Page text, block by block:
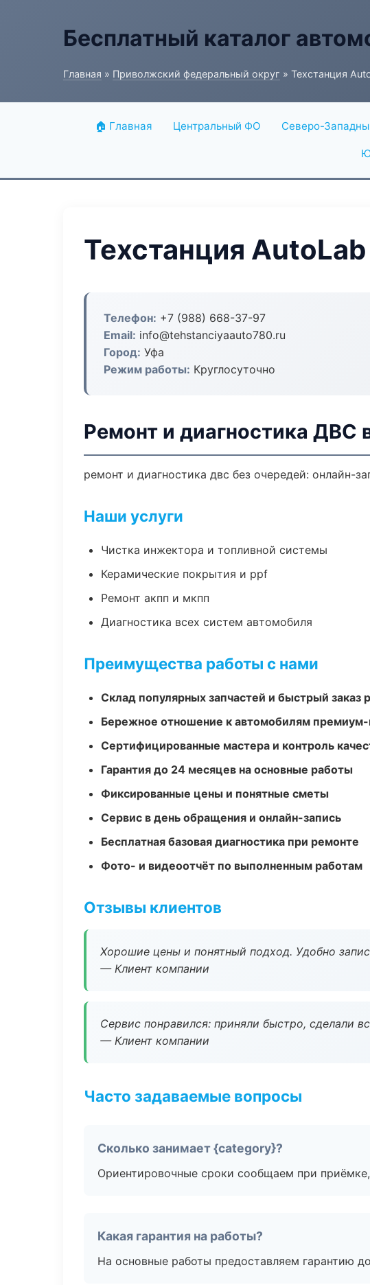
Бесплатный каталог
Главная » Приволжский федеральный округ » Техстанция
🏠 Главная Центральный ФО Северо-
Техстанция
Телефон: +7 (988) 668-37-97
Email: info@tehstanciyaauto780.ru
Город: Уфа
Режим работы: Круглосуточно
Ремонт и диагностика ДВС
ремонт и диагностика двс без очередей: онлайн-
Наши услуги
Чистка инжектора и топливной системы
Керамические покрытия и ppf
Ремонт акпп и мкпп
Диагностика всех систем автомобиля
Преимущества работы с нами
Склад популярных запчастей и быстрый заказ
Бережное отношение к автомобилям премиум-
Сертифицированные мастера и контроль
Гарантия до 24 месяцев на основные работы
Фиксированные цены и понятные сметы
Сервис в день обращения и онлайн-запись
Бесплатная базовая диагностика при ремонте
Фото- и видеоотчёт по выполненным работам
Отзывы клиентов
Хорошие цены и понятный подход. Удобно
— Клиент компании
Сервис понравился: приняли быстро, сделали
— Клиент компании
Часто задаваемые вопросы
Сколько занимает {category}?
Ориентировочные сроки сообщаем при
Какая гарантия на работы?
На основные работы предоставляем гарантию